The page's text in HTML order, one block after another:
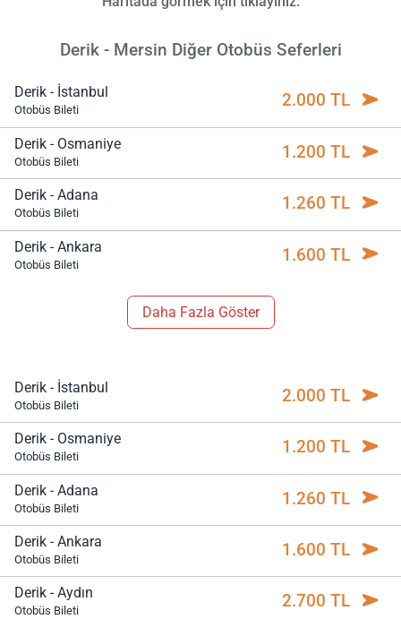
Derik - Mersin Diğer Otobüs Seferleri
Derik - İstanbul
Otobüs Bileti 2.000 TL
Derik - Osmaniye
Otobüs Bileti 1.200 TL
Derik - Adana
Otobüs Bileti 1.260 TL
Derik - Ankara
Otobüs Bileti 1.600 TL
Daha Fazla Göster
Derik - İstanbul
Otobüs Bileti 2.000 TL
Derik - Osmaniye
Otobüs Bileti 1.200 TL
Derik - Adana
Otobüs Bileti 1.260 TL
Derik - Ankara
Otobüs Bileti 1.600 TL
Derik - Aydın
Otobüs Bileti 2.700 TL